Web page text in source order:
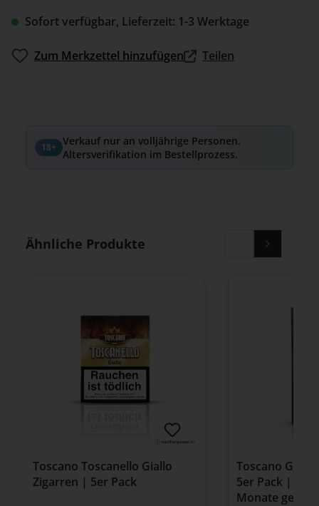
Sofort verfügbar, Lieferzeit: 1-3 Werktage
Zum Merkzettel hinzufügen Teilen
18+ Verkauf nur an volljährige Personen.
Altersverifikation im Bestellprozess.
Produktgalerie überspringen
Ähnliche Produkte
Toscano Toscanello Giallo
Zigarren | 5er Pack
Toscano
5er Pack |
Monate gereift